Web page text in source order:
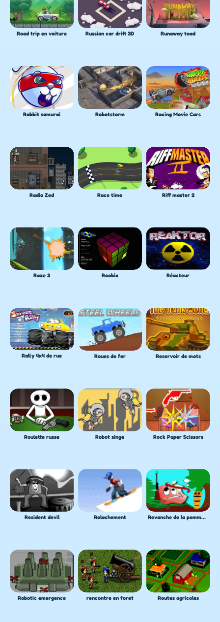
Road trip en voiture Russian car drift 3D Runaway toad
Rabbit samurai Robotstorm Racing Movie Cars
Radio Zed Race time Riff master 2
Raze 3 Roobix Réacteur
Rally 4x4 de rue Roues de fer Reservoir de mots
Roulette russe Robot singe Rock Paper Scissors
Resident devil Relachement Revanche de la pomme rouge
Robotic emergence rencontre en foret Routes agricoles